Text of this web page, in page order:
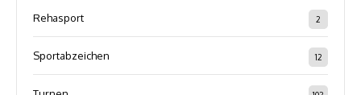
Rehasport 2
Sportabzeichen 12